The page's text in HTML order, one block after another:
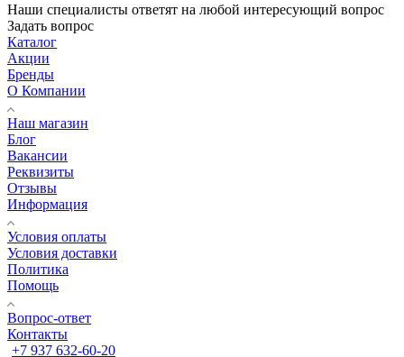
Наши специалисты ответят на любой интересующий вопрос
Задать вопрос
Каталог
Акции
Бренды
О Компании
Наш магазин
Блог
Вакансии
Реквизиты
Отзывы
Информация
Условия оплаты
Условия доставки
Политика
Помощь
Вопрос-ответ
Контакты
+7 937 632-60-20